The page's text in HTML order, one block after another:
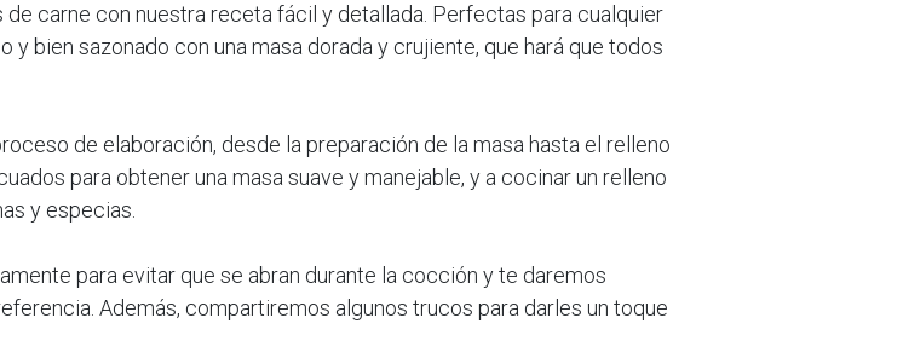
carne con nuestra receta fácil y detallada. Perfectas para cualquier
bien sazonado con una masa dorada y crujiente, que hará que todos
de elaboración, desde la preparación de la masa hasta el relleno
para obtener una masa suave y manejable, y a cocinar un relleno
y especias.
para evitar que se abran durante la cocción y te daremos
Además, compartiremos algunos trucos para darles un toque